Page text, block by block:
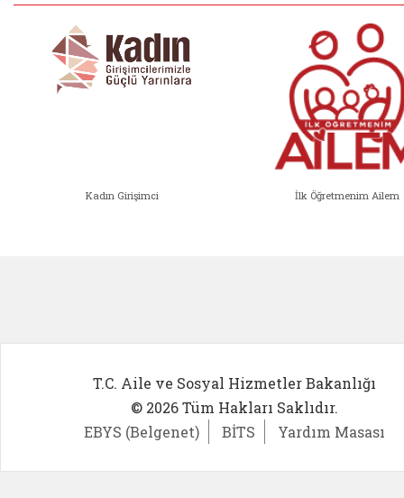
Kadın Girişimci İlk Öğretmenim Ailem
T.C. Aile ve Sosyal Hizmetler Bakanlığı
© 2026 Tüm Hakları Saklıdır.
EBYS (Belgenet)
BİTS Yardım Masası